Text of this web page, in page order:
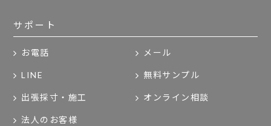
サポート
お電話 メール
LINE 無料サンプル
出張採寸・施工 オンライン相談
法人のお客様